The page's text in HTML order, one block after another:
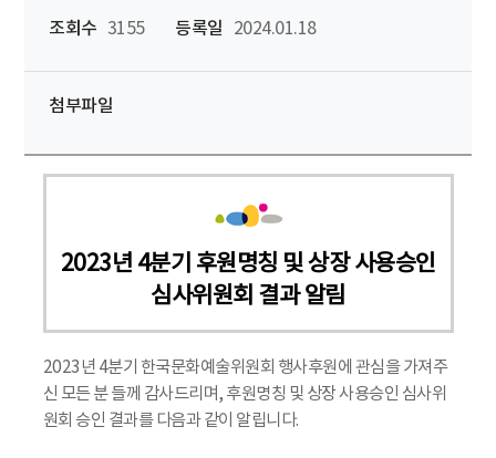
조회수 3155 등록일 2024.01.18
첨부파일
2023년 4분기 후원명칭 및 상장 사용승인
심사위원회 결과 알림
2023년 4분기 한국문화예술위원회 행사후원에 관심을 가져주
신 모든 분 들께 감사드리며, 후원명칭 및 상장 사용승인 심사위
원회 승인 결과를 다음과 같이 알립니다.